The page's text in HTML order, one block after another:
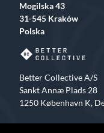
Mogilska 43
31-545 Kraków
Polska
Better Collective A/S
Sankt Annæ Plads 28
1250 København K,